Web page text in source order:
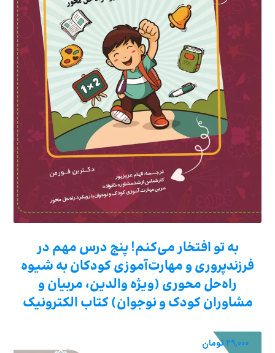
به تو افتخار می‌کنم! پنج درس مهم در
فرزندپروری و مهارت‌آموزی کودکان به شیوه
راه‌حل محوری (ویژه والدین، مربیان و
مشاوران کودک و نوجوان) کتاب الکترونیک
۲۹,۰۰۰ تومان